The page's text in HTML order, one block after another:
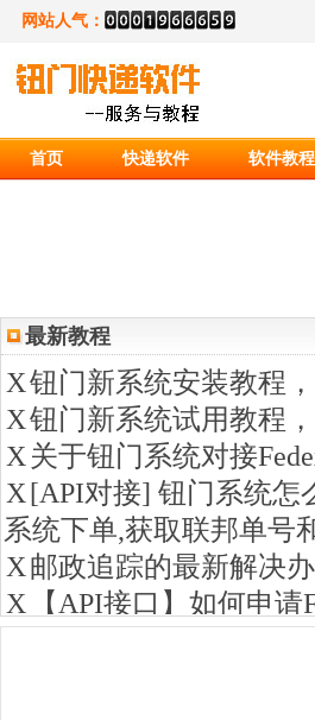
网站人气：
首页 快递软件 软件教程
最新教程